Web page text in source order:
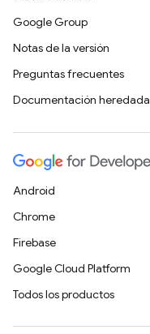
Google Group
Notas de la versión
Preguntas frecuentes
Documentación heredada
Android
Chrome
Firebase
Google Cloud Platform
Todos los productos